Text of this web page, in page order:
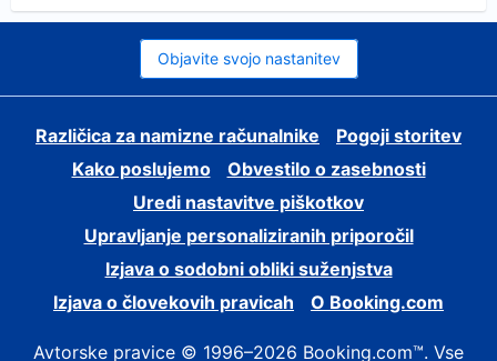
Objavite svojo nastanitev
Različica za namizne računalnike
Pogoji storitev
Kako poslujemo
Obvestilo o zasebnosti
Uredi nastavitve piškotkov
Upravljanje personaliziranih priporočil
Izjava o sodobni obliki suženjstva
Izjava o človekovih pravicah
O Booking.com
Avtorske pravice © 1996–2026 Booking.com™. Vse